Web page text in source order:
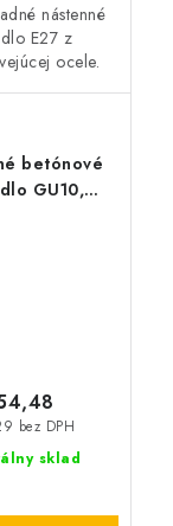
nástenné
E27 z
ocele.
betónové
GU10,
sklad
bez DPH